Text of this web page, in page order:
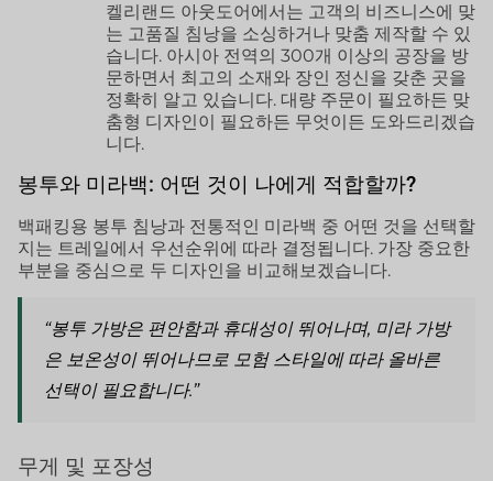
켈리랜드 아웃도어에서는 고객의 비즈니스에 맞
는 고품질 침낭을 소싱하거나 맞춤 제작할 수 있
습니다. 아시아 전역의 300개 이상의 공장을 방
문하면서 최고의 소재와 장인 정신을 갖춘 곳을
정확히 알고 있습니다. 대량 주문이 필요하든 맞
춤형 디자인이 필요하든 무엇이든 도와드리겠습
니다.
봉투와 미라백: 어떤 것이 나에게 적합할까?
백패킹용 봉투 침낭과 전통적인 미라백 중 어떤 것을 선택할
지는 트레일에서 우선순위에 따라 결정됩니다. 가장 중요한
부분을 중심으로 두 디자인을 비교해보겠습니다.
“봉투 가방은 편안함과 휴대성이 뛰어나며, 미라 가방
은 보온성이 뛰어나므로 모험 스타일에 따라 올바른
선택이 필요합니다.”
무게 및 포장성